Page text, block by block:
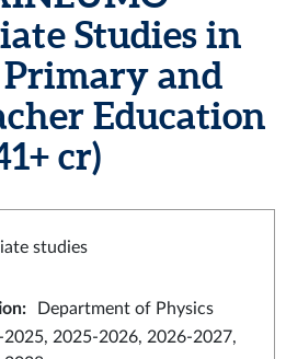
Studies in
Primary and
Education
cr)
studies
:
Department of Physics
2025, 2025-2026, 2026-2027,